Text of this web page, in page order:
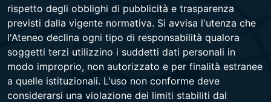
rispetto degli obblighi di pubblicità e trasparenza
previsti dalla vigente normativa. Si avvisa l'utenza che
l'Ateneo declina ogni tipo di responsabilità qualora
soggetti terzi utilizzino i suddetti dati personali in
modo improprio, non autorizzato e per finalità estranee
a quelle istituzionali. L'uso non conforme deve
considerarsi una violazione dei limiti stabiliti dal